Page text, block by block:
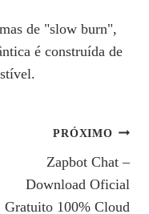
de "slow burn",
é construída de
PRÓXIMO
Zapbot Chat –
Download Oficial
Gratuito 100% Cloud